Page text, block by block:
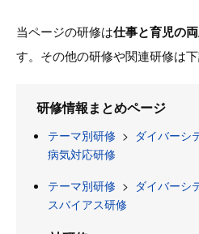
当ページの研修は仕事と育児の
す。その他の研修や関連研修は下
研修情報まとめページ
テーマ別研修 > ダイバーシ
病気対応研修
テーマ別研修 > ダイバーシ
スバイアス研修